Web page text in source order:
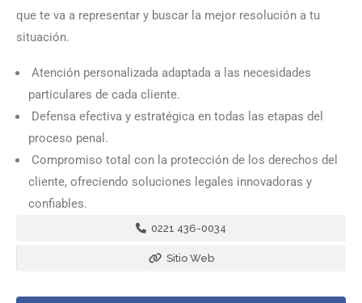
que te va a representar y buscar la mejor resolución a tu
situación.
Atención personalizada adaptada a las necesidades
particulares de cada cliente.
Defensa efectiva y estratégica en todas las etapas del
proceso penal.
Compromiso total con la protección de los derechos del
cliente, ofreciendo soluciones legales innovadoras y
confiables.
0221 436-0034
Sitio Web